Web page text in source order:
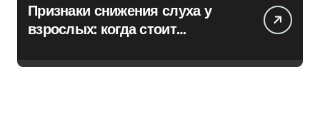
Признаки снижения слуха у
взрослых: когда стоит